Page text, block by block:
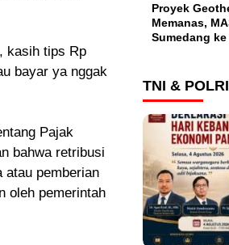
kasih tips Rp
bayar ya nggak
Pajak
bahwa retribusi
atau pemberian
oleh pemerintah
Proyek
Memanas,
Sumedang
TNI & POLRI